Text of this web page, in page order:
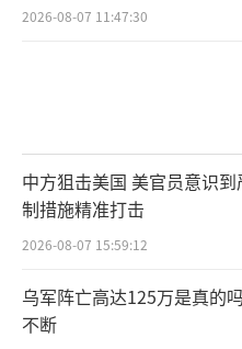
2026-08-07 11:47:30
中方狙击美国 美官员意识到
制措施精准打击
2026-08-07 15:59:12
乌军阵亡高达125万是真的
不断